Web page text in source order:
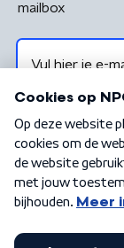
mailbox
Algemene